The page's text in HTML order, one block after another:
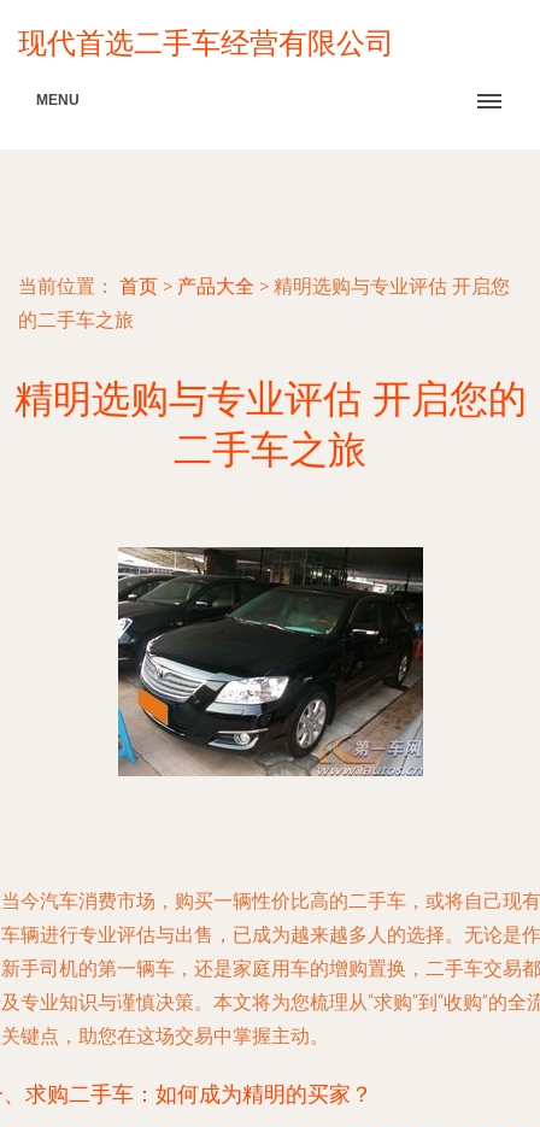
现代首选二手车经营有限公司
MENU
当前位置： 首页 > 产品大全 > 精明选购与专业评估 开启您
的二手车之旅
精明选购与专业评估 开启您的
二手车之旅
今汽车消费市场，购买一辆性价比高的二手车，或将自己现有
辆进行专业评估与出售，已成为越来越多人的选择。无论是作
手司机的第一辆车，还是家庭用车的增购置换，二手车交易都
专业知识与谨慎决策。本文将为您梳理从“求购”到“收购”的全
键点，助您在这场交易中掌握主动。
求购二手车：如何成为精明的买家？